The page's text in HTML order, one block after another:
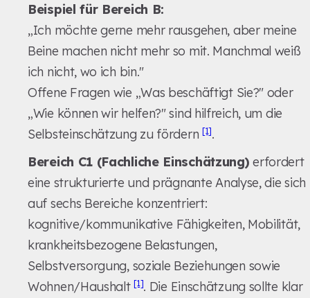
Beispiel für Bereich B:
„Ich möchte gerne mehr rausgehen, aber meine
Beine machen nicht mehr so mit. Manchmal weiß
ich nicht, wo ich bin."
Offene Fragen wie „Was beschäftigt Sie?" oder
„Wie können wir helfen?" sind hilfreich, um die
Selbsteinschätzung zu fördern [1].
Bereich C1 (Fachliche Einschätzung) erfordert
eine strukturierte und prägnante Analyse, die sich
auf sechs Bereiche konzentriert:
kognitive/kommunikative Fähigkeiten, Mobilität,
krankheitsbezogene Belastungen,
Selbstversorgung, soziale Beziehungen sowie
Wohnen/Haushalt[1]. Die Einschätzung sollte klar